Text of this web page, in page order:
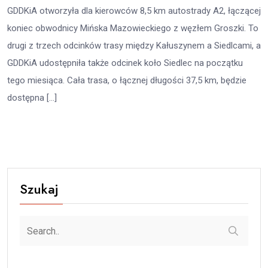
GDDKiA otworzyła dla kierowców 8,5 km autostrady A2, łączącej
koniec obwodnicy Mińska Mazowieckiego z węzłem Groszki. To
drugi z trzech odcinków trasy między Kałuszynem a Siedlcami, a
GDDKiA udostępniła także odcinek koło Siedlec na początku
tego miesiąca. Cała trasa, o łącznej długości 37,5 km, będzie
dostępna […]
Szukaj